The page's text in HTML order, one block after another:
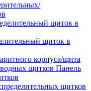
щиток в
корпуса/щита
Панель
щитков